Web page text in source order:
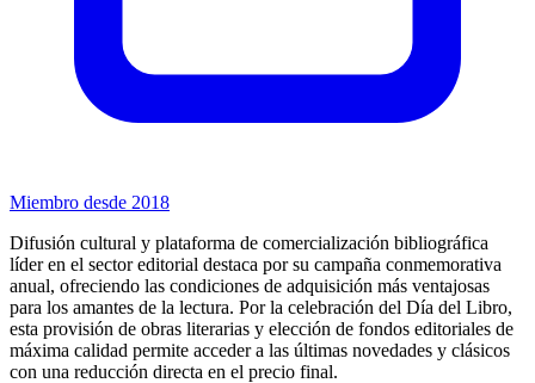
Miembro desde 2018
Difusión cultural y plataforma de comercialización bibliográfica
líder en el sector editorial destaca por su campaña conmemorativa
anual, ofreciendo las condiciones de adquisición más ventajosas
para los amantes de la lectura. Por la celebración del Día del Libro,
esta provisión de obras literarias y elección de fondos editoriales de
máxima calidad permite acceder a las últimas novedades y clásicos
con una reducción directa en el precio final.